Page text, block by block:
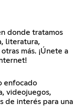
donde tratamos
literatura,
más. ¡Únete a
enfocado
videojuegos,
de interés para una